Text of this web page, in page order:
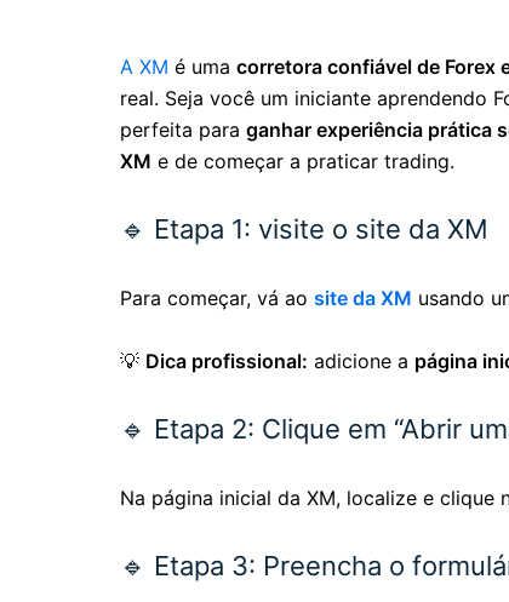
A XM é uma corretora confiável de Forex
real. Seja você um iniciante aprendendo
perfeita para ganhar experiência prática
XM e de começar a praticar trading.
🔹 Etapa 1: visite o site da XM
Para começar, vá ao site da XM usando
💡 Dica profissional: adicione a página
🔹 Etapa 2: Clique em “Abrir
Na página inicial da XM, localize e clique
🔹 Etapa 3: Preencha o